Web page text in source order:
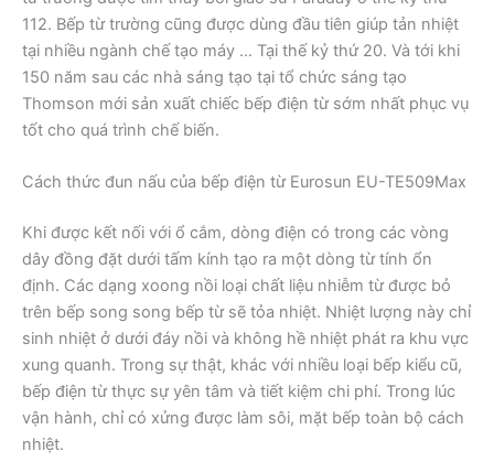
112. Bếp từ trường cũng được dùng đầu tiên giúp tản nhiệt
tại nhiều ngành chế tạo máy … Tại thế kỷ thứ 20. Và tới khi
150 năm sau các nhà sáng tạo tại tổ chức sáng tạo
Thomson mới sản xuất chiếc bếp điện từ sớm nhất phục vụ
tốt cho quá trình chế biến.
Cách thức đun nấu của bếp điện từ Eurosun EU-TE509Max
Khi được kết nối với ổ cắm, dòng điện có trong các vòng
dây đồng đặt dưới tấm kính tạo ra một dòng từ tính ổn
định. Các dạng xoong nồi loại chất liệu nhiễm từ được bỏ
trên bếp song song bếp từ sẽ tỏa nhiệt. Nhiệt lượng này chỉ
sinh nhiệt ở dưới đáy nồi và không hề nhiệt phát ra khu vực
xung quanh. Trong sự thật, khác với nhiều loại bếp kiểu cũ,
bếp điện từ thực sự yên tâm và tiết kiệm chi phí. Trong lúc
vận hành, chỉ có xửng được làm sôi, mặt bếp toàn bộ cách
nhiệt.